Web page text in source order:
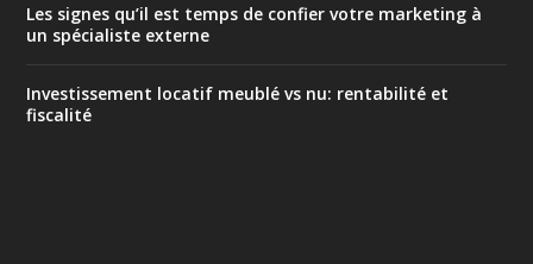
Les signes qu’il est temps de confier votre marketing à
un spécialiste externe
Investissement locatif meublé vs nu: rentabilité et
fiscalité